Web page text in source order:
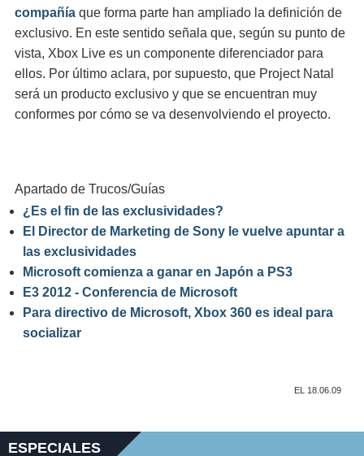
compañía que forma parte han ampliado la definición de
exclusivo. En este sentido señala que, según su punto de
vista, Xbox Live es un componente diferenciador para
ellos. Por último aclara, por supuesto, que Project Natal
será un producto exclusivo y que se encuentran muy
conformes por cómo se va desenvolviendo el proyecto.
Apartado de Trucos/Guías
¿Es el fin de las exclusividades?
El Director de Marketing de Sony le vuelve apuntar a
las exclusividades
Microsoft comienza a ganar en Japón a PS3
E3 2012 - Conferencia de Microsoft
Para directivo de Microsoft, Xbox 360 es ideal para
socializar
EL 18.06.09
ESPECIALES